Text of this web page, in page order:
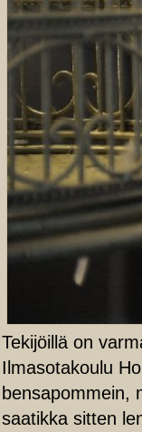
Tekijöillä on
Ilmasotakoulu
bensapommein,
saatikka sitten